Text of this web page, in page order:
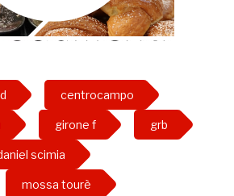
centrocampo
girone f grb
scimia
mossa tourè